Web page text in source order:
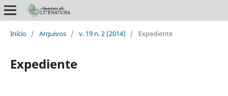
Início / Arquivos / v. 19 n. 2 (2014) / Expediente
Expediente